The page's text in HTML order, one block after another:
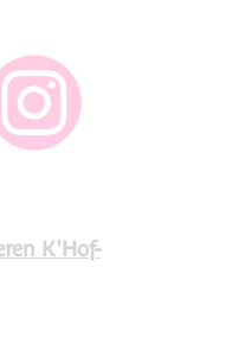
K'Hof-